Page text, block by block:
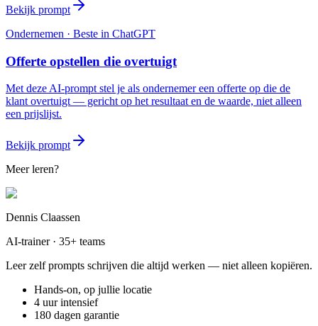
Bekijk prompt
Ondernemen · Beste in ChatGPT
Offerte opstellen die overtuigt
Met deze AI-prompt stel je als ondernemer een offerte op die de
klant overtuigt — gericht op het resultaat en de waarde, niet alleen
een prijslijst.
Bekijk prompt
Meer leren?
Dennis Claassen
AI-trainer · 35+ teams
Leer zelf prompts schrijven die altijd werken — niet alleen kopiëren.
Hands-on, op jullie locatie
4 uur intensief
180 dagen garantie